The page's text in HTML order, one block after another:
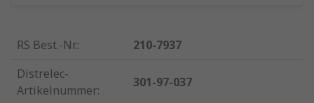
RS Best.-Nr.:
210-7937
Distrelec-
Artikelnummer:
301-97-037